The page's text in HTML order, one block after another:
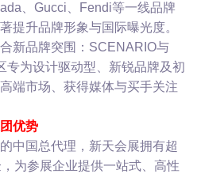
、Gucci、Fendi等一线品牌
提升品牌形象与国际曝光度。
品牌突围：SCENARIO与
专为设计驱动型、新锐品牌及初
端市场、获得媒体与买手关注
优势
国总代理，新天会展拥有超
为参展企业提供一站式、高性